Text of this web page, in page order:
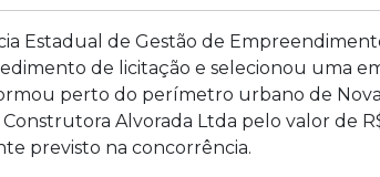
a Construtora Alvorada Ltda para
urbano de Nova Andradina, pelo
de 540 dias, inclui duas bacias de
fica no Bairro Horto Florestal, perto
a logística regional.
Estadual de Gestão de
de licitação e selecionou uma
perto do perímetro urbano de Nova
Alvorada Ltda pelo valor de
previsto na concorrência.